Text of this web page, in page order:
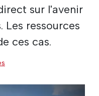
sur l'avenir
Les ressources
ces cas.